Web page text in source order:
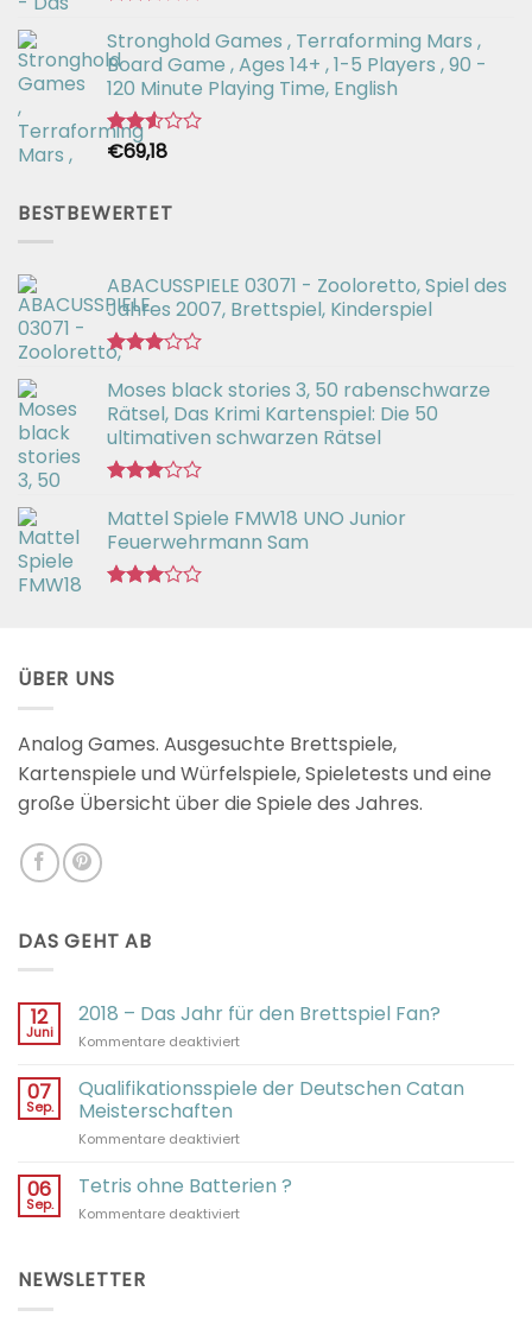
mit
2.64
von 5
Stronghold Games , Terraforming Mars ,
Board Game , Ages 14+ , 1-5 Players , 90 -
120 Minute Playing Time, English
Bewertet
von 5
€69,18
BESTBEWERTET
ABACUSSPIELE 03071 - Zooloretto, Spiel des
Jahres 2007, Brettspiel, Kinderspiel
mit
3.02
von 5
Moses black stories 3, 50 rabenschwarze
Rätsel, Das Krimi Kartenspiel: Die 50
ultimativen schwarzen Rätsel
mit
3.00
von 5
Mattel Spiele FMW18 UNO Junior
Feuerwehrmann Sam
ÜBER UNS
Analog Games. Ausgesuchte Brettspiele,
Kartenspiele und Würfelspiele, Spieletests und eine
große Übersicht über die Spiele des Jahres.
DAS GEHT AB
12
Juni
2018 – Das Jahr für den Brettspiel Fan?
Kommentare deaktiviertfür
–
Das
für
Brettspiel
07
Sep.
Qualifikationsspiele der Deutschen Catan
Meisterschaften
Kommentare deaktiviertfür
der
Deutschen
Catan
06
Sep.
Tetris ohne Batterien ?
Kommentare deaktiviertfür
NEWSLETTER